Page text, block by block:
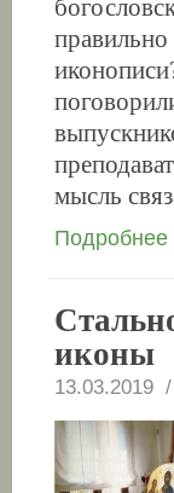
мысль
иконы
13.03.2019 /